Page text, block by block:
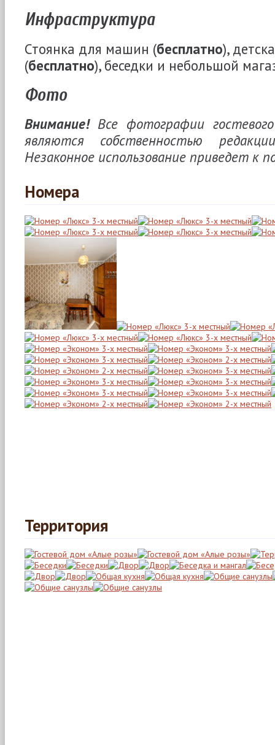
Инфраструктура
Стоянка для машин (бесплатно),
(бесплатно), беседки и небольшой
Фото
Внимание!Все фотографии
являются собственностью
Незаконное использование приведет к
Номера
Территория